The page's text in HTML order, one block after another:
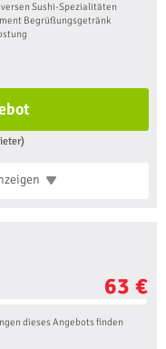
Sushi-Spezialitäten
Begrüßungsgetränk
63 €
dieses Angebots finden